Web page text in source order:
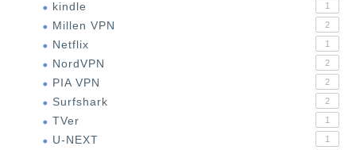
kindle 1
Millen VPN 2
Netflix 1
NordVPN 2
PIA VPN 2
Surfshark 2
TVer 1
U-NEXT 1